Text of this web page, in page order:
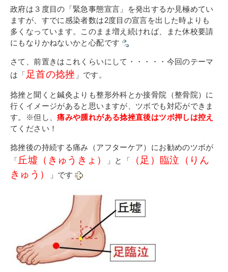
教職員採用情報
その他
個人情報の取り扱いについて
TEL：042-729-1026 (平日8時30分〜17時30分)
政府は３度目の「緊急事態宣言」を発出するか見極めてい
ますが、すでに感染者数は2度目の宣言を出した時よりも
多くなっています。このまま増え続ければ、また休校要請
にもなりかねないかと心配です
さて、前置きはこれくらいにして・・・・・今回のテーマ
は「 足首の捻挫 」です。
捻挫と聞くと鍼灸よりも整形外科とか接骨院（整骨院）に
行くイメージがあると思いますが、ツボでも対応ができま
す。※但し、痛みや腫れがある捻挫直後はツボ押しは控え
てください！
捻挫後の持続する痛み（アフターケア）にお勧めのツボが
「 丘墟（きゅうきょ） 」と「
（足）臨泣（りん
きゅう）
」です